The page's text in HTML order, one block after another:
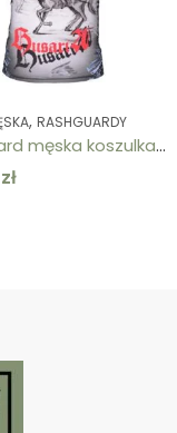
, RASHGUARDY
rashguard męska koszulka termoaktywna z krótkim rękawem husaria
zł